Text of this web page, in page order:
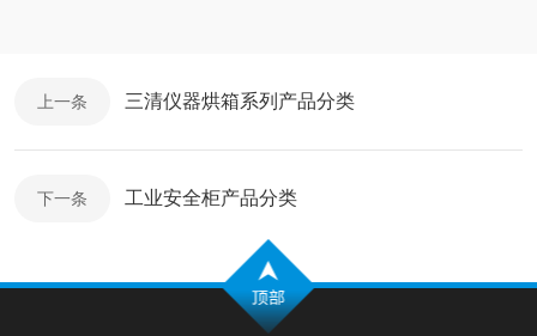
上一条 三清仪器烘箱系列产品分类
下一条 工业安全柜产品分类